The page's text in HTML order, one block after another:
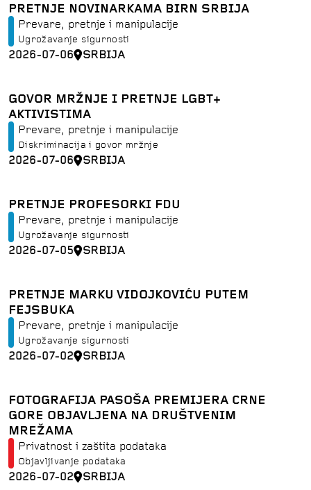
PRETNJE NOVINARKAMA BIRN SRBIJA
Prevare, pretnje i manipulacije
Ugrožavanje sigurnosti
2026-07-06 SRBIJA
GOVOR MRŽNJE I PRETNJE LGBT+
AKTIVISTIMA
Prevare, pretnje i manipulacije
Diskriminacija i govor mržnje
2026-07-06 SRBIJA
PRETNJE PROFESORKI FDU
Prevare, pretnje i manipulacije
Ugrožavanje sigurnosti
2026-07-05 SRBIJA
PRETNJE MARKU VIDOJKOVIĆU PUTEM
FEJSBUKA
Prevare, pretnje i manipulacije
Ugrožavanje sigurnosti
2026-07-02 SRBIJA
FOTOGRAFIJA PASOŠA PREMIJERA CRNE
GORE OBJAVLJENA NA DRUŠTVENIM
MREŽAMA
Privatnost i zaštita podataka
Objavljivanje podataka
2026-07-02 SRBIJA